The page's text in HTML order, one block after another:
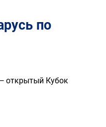
по
открытый Кубок